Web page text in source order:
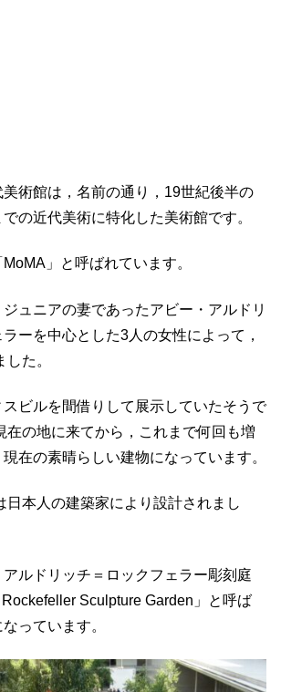
術館は，名前の通り，19世紀後半の
の近代美術に特化した美術館です。
」と呼ばれています。
ュニアの妻であったアビー・アルドリ
ーを中心とした3人の女性によって，
た。
ビルを間借りして展示していたそうで
在の地に来てから，これまで何回も増
在の素晴らしい建物になっています。
日本人の建築家により設計されまし
ルドリッチ＝ロックフェラー彫刻庭
Sculpture Garden」と呼ば
っています。